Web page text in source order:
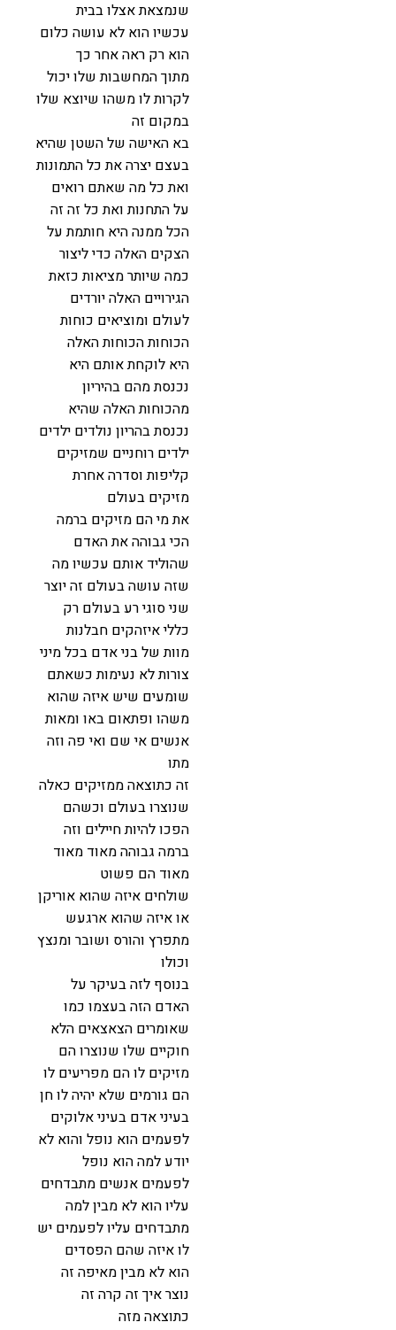
שנמצאת אצלו בבית
עכשיו הוא לא עושה כלום
הוא רק ראה אחר כך
מתוך המחשבות שלו יכול
לקרות לו משהו שיוצא שלו
במקום זה
בא האישה של השטן שהיא
בעצם יצרה את כל התמונות
ואת כל מה שאתם רואים
על התחנות ואת כל זה זה
הכל ממנה היא חותמת על
הצקים האלה כדי ליצור
כמה שיותר מציאות כזאת
הגירויים האלה יורדים
לעולם ומוציאים כוחות
הכוחות הכוחות האלה
היא לוקחת אותם היא
נכנסת מהם בהיריון
מהכוחות האלה שהיא
נכנסת בהריון נולדים ילדים
ילדים רוחניים שמזיקים
קליפות וסדרה אחרת
מזיקים בעולם
את מי הם מזיקים ברמה
הכי גבוהה את האדם
שהוליד אותם עכשיו מה
שזה עושה בעולם זה יוצר
שני סוגי רע בעולם רק
כללי איזהקים חבלנות
מוות של בני אדם בכל מיני
צורות לא נעימות כשאתם
שומעים שיש איזה שהוא
משהו ופתאום באו ומאות
אנשים אי שם ואי פה וזה
מתו
זה כתוצאה ממזיקים כאלה
שנוצרו בעולם וכשהם
הפכו להיות חיילים וזה
ברמה גבוהה מאוד מאוד
מאוד הם פשוט
שולחים איזה שהוא אוריקן
או איזה שהוא ארגעש
מתפרץ והורס ושובר ומנצץ
וכולו
בנוסף לזה בעיקר על
האדם הזה בעצמו כמו
שאומרים הצאצאים הלא
חוקיים שלו שנוצרו הם
מזיקים לו הם מפריעים לו
הם גורמים שלא יהיה לו חן
בעיני אדם בעיני אלוקים
לפעמים הוא נופל והוא לא
יודע למה הוא נופל
לפעמים אנשים מתבדחים
עליו הוא לא מבין למה
מתבדחים עליו לפעמים יש
לו איזה שהם הפסדים
הוא לא מבין מאיפה זה
נוצר איך זה קרה זה
כתוצאה מזה